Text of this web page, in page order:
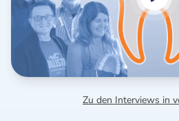
Zu den Interviews in